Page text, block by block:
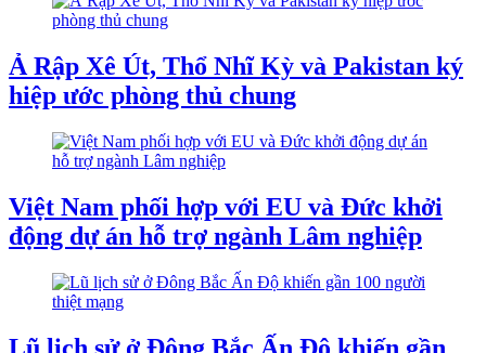
Ả Rập Xê Út, Thổ Nhĩ Kỳ và Pakistan ký
hiệp ước phòng thủ chung
Việt Nam phối hợp với EU và Đức khởi
động dự án hỗ trợ ngành Lâm nghiệp
Lũ lịch sử ở Đông Bắc Ấn Độ khiến gần